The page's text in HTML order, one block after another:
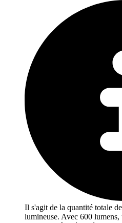
Il s'agit de la quantité totale
lumineuse. Avec 600